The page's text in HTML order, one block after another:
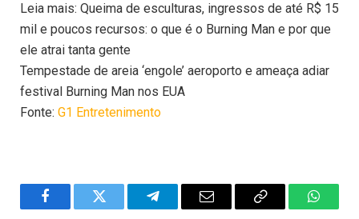
Leia mais: Queima de esculturas, ingressos de até R$ 15
mil e poucos recursos: o que é o Burning Man e por que
ele atrai tanta gente
Tempestade de areia ‘engole’ aeroporto e ameaça adiar
festival Burning Man nos EUA
Fonte: G1 Entretenimento
FacebookTwitter TelegramEmail
Copy